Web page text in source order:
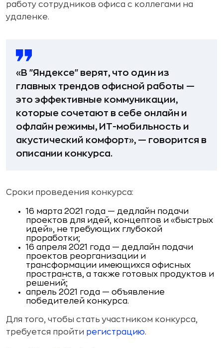
работу сотрудников офиса с коллегами на
удаленке.
«В "Яндексе" верят, что один из
главных трендов офисной работы —
это эффективные коммуникации,
которые сочетают в себе онлайн и
офлайн режимы, ИТ-мобильность и
акустический комфорт», — говорится в
описании конкурса.
Сроки проведения конкурса:
16 марта 2021 года — дедлайн подачи
проектов для идей, концептов и «быстрых
идей», не требующих глубокой
проработки;
16 апреля 2021 года — дедлайн подачи
проектов реорганизации и
трансформации имеющихся офисных
пространств, а также готовых продуктов и
решений;
апрель 2021 года — объявление
победителей конкурса.
Для того, чтобы стать участником конкурса,
требуется пройти регистрацию.